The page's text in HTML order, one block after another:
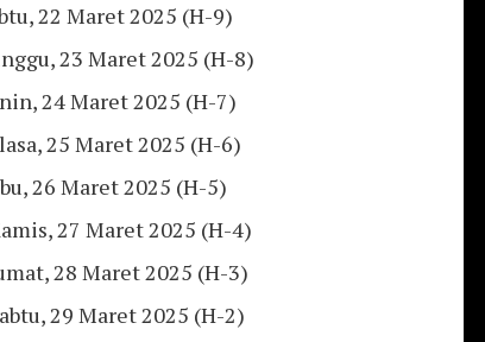
22 Maret 2025 (H-9)
23 Maret 2025 (H-8)
24 Maret 2025 (H-7)
25 Maret 2025 (H-6)
26 Maret 2025 (H-5)
27 Maret 2025 (H-4)
28 Maret 2025 (H-3)
29 Maret 2025 (H-2)